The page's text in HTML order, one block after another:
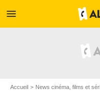
menu
Accueil News cinéma, films et